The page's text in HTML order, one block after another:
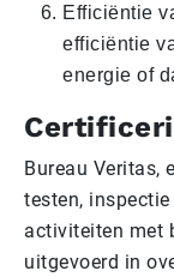
Efficiëntie
efficiëntie
energie of
Bureau Veritas,
testen,
activiteiten met
uitgevoerd in